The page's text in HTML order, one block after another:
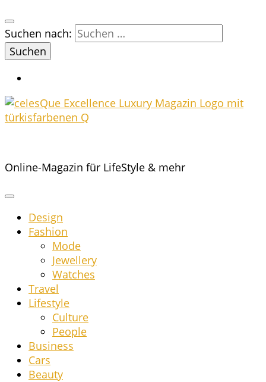
Suchen nach:
Online-Magazin für LifeStyle & mehr
Design
Fashion
Mode
Jewel­lery
Wat­ches
Tra­vel
Life­style
Cul­tu­re
Peo­p­le
Busi­ness
Cars
Beau­ty